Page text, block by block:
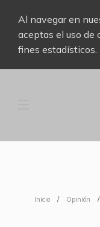
Al navegar en
aceptas el uso de
fines estadísticos.
Inicio Opinión